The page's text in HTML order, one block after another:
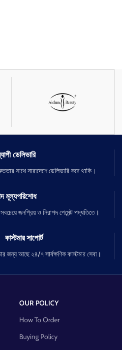
ডেলিভারি
সাথে সারাদেশে ডেলিভারি করে থাকি।
মূল্যপরিশোধ
জনপ্রিয় ও নিরাপদ পেমেন্ট পদ্ধতিতে।
কাস্টমার সাপোর্ট
জন্য আছে ২৪/৭ সার্বক্ষণিক কাস্টমার সেবা।
OUR POLICY
How To Order
Buying Policy